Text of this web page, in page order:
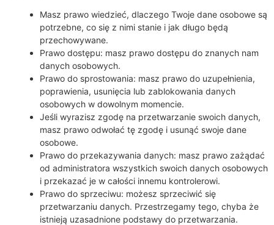
Masz prawo wiedzieć, dlaczego Twoje dane osobowe są
potrzebne, co się z nimi stanie i jak długo będą
przechowywane.
Prawo dostępu: masz prawo dostępu do znanych nam
danych osobowych.
Prawo do sprostowania: masz prawo do uzupełnienia,
poprawienia, usunięcia lub zablokowania danych
osobowych w dowolnym momencie.
Jeśli wyrazisz zgodę na przetwarzanie swoich danych,
masz prawo odwołać tę zgodę i usunąć swoje dane
osobowe.
Prawo do przekazywania danych: masz prawo zażądać
od administratora wszystkich swoich danych osobowych
i przekazać je w całości innemu kontrolerowi.
Prawo do sprzeciwu: możesz sprzeciwić się
przetwarzaniu danych. Przestrzegamy tego, chyba że
istnieją uzasadnione podstawy do przetwarzania.